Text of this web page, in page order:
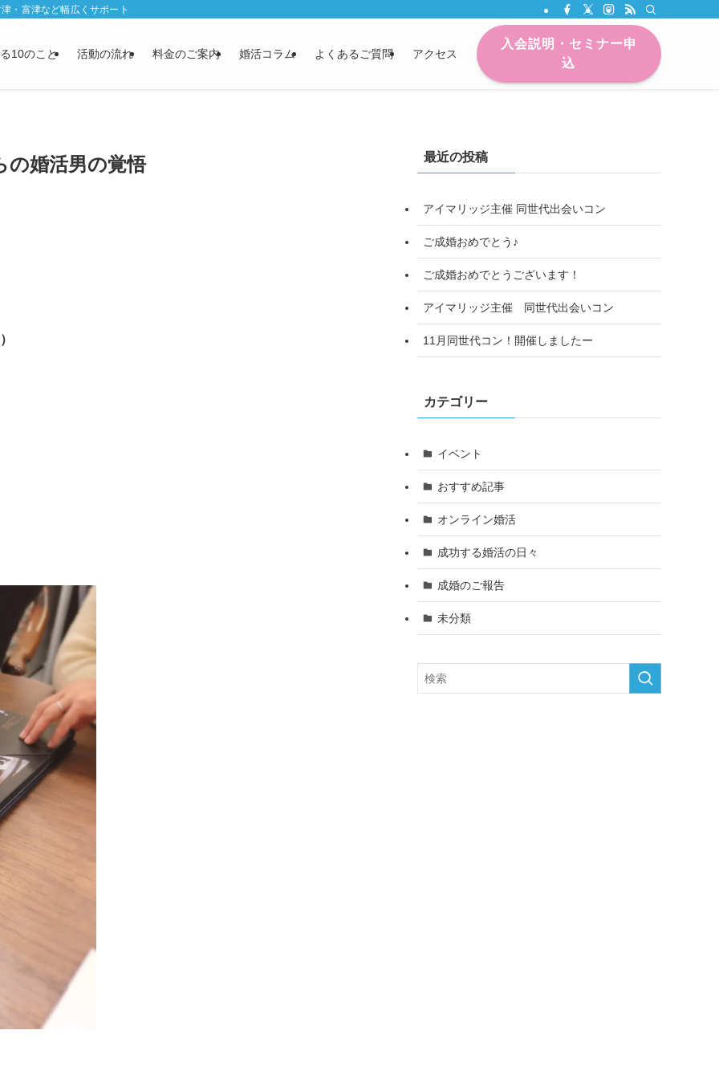
・富津など幅広くサポート
10のこと 活動の流れ 料金のご案内 婚活コラム よくあるご質問 アクセス
入会説明・セミナー申
込
婚活男の覚悟 最近の投稿
アイマリッジ主催 同世代出会いコン
ご成婚おめでとう♪
ご成婚おめでとうございます！
アイマリッジ主催 同世代出会いコン
11月同世代コン！開催しましたー
カテゴリー
イベント
おすすめ記事
オンライン婚活
成功する婚活の日々
成婚のご報告
未分類